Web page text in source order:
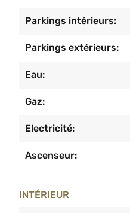
Parkings intérieurs:
Parkings extérieurs:
Eau:
Gaz:
Electricité:
Ascenseur:
INTÉRIEUR